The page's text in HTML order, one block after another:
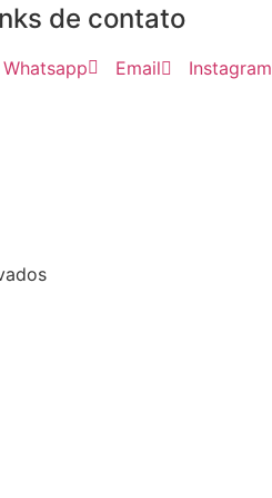
de contato
Whatsapp Email Instagram